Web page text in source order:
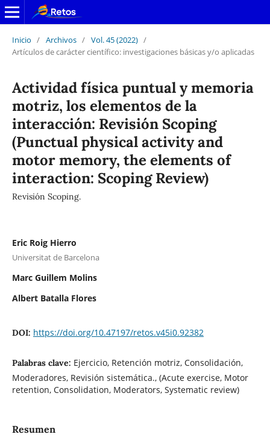
Inicio / Archivos / Vol. 45 (2022) /
Artículos de carácter científico: investigaciones básicas y/o aplicadas
Actividad física puntual y memoria
motriz, los elementos de la
interacción: Revisión Scoping
(Punctual physical activity and
motor memory, the elements of
interaction: Scoping Review)
Revisión Scoping.
Eric Roig Hierro
Universitat de Barcelona
Marc Guillem Molins
Albert Batalla Flores
DOI: https://doi.org/10.47197/retos.v45i0.92382
Palabras clave: Ejercicio, Retención motriz, Consolidación,
Moderadores, Revisión sistemática., (Acute exercise, Motor
retention, Consolidation, Moderators, Systematic review)
Resumen